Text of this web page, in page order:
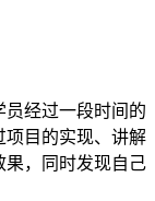
经过一段时间的
项目的实现、讲解
果，同时发现自己